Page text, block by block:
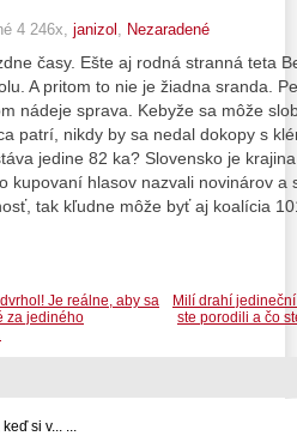
4 246x, janizol Nezaradené
časy. Ešte aj rodná stranná teta
A pritom to nie je žiadna sranda.
nádeje sprava. Kebyže sa môže
patrí, nikdy by sa nedal dokopy s
jedine 82 ka? Slovensko je
kupovaní hlasov nazvali novinárov a
tak kľudne môže byť aj koalícia
Milí drahí
ste porodili a čo
Je reálne, aby sa
za jediného
si v... ...